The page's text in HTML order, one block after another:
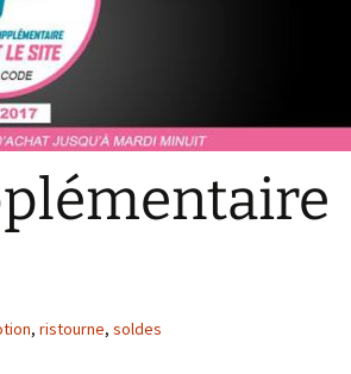
, ristourne, soldes